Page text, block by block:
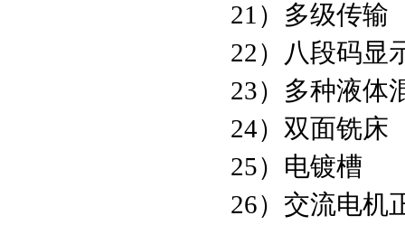
21）多级传输
22）八段码显
23）多种液体
24）双面铣床
25）电镀槽
26）交流电机